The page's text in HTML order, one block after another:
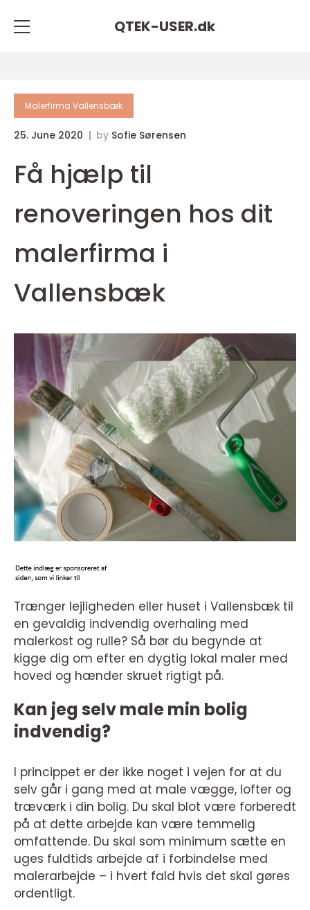
QTEK-USER.dk
Malerfirma Vallensbæk
25. June 2020 by Sofie Sørensen
Få hjælp til
renoveringen hos dit
malerfirma i
Vallensbæk
Trænger lejligheden eller huset i Vallensbæk til
en gevaldig indvendig overhaling med
malerkost og rulle? Så bør du begynde at
kigge dig om efter en dygtig lokal maler med
hoved og hænder skruet rigtigt på.
Kan jeg selv male min bolig
indvendig?
I princippet er der ikke noget i vejen for at du
selv går i gang med at male vægge, lofter og
træværk i din bolig. Du skal blot være forberedt
på at dette arbejde kan være temmelig
omfattende. Du skal som minimum sætte en
uges fuldtids arbejde af i forbindelse med
malerarbejde – i hvert fald hvis det skal gøres
ordentligt.